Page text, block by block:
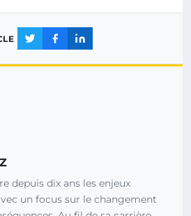
depuis dix ans les enjeux
un focus sur le changement